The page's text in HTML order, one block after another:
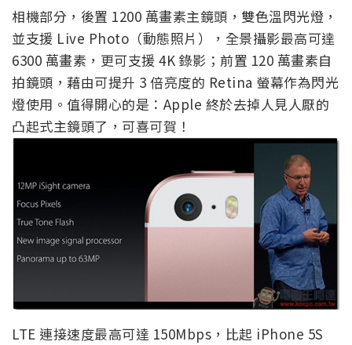
相機部分，後置 1200 萬畫素主鏡頭，雙色溫閃光燈，
並支援 Live Photo（動態照片），全景攝影最高可達
6300 萬畫素，更可支援 4K 錄影；前置 120 萬畫素自
拍鏡頭，藉由可提升 3 倍亮度的 Retina 螢幕作為閃光
燈使用。值得開心的是：Apple 終於去掉人見人厭的
凸起式主鏡頭了，可喜可賀！
LTE 連接速度最高可達 150Mbps，比起 iPhone 5S